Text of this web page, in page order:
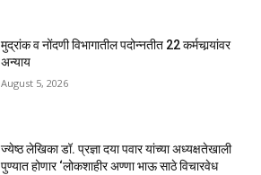
मुद्रांक व नोंदणी विभागातील पदोन्नतीत 22 कर्मचार्‍यांवर
अन्याय
August 5, 2026
ज्येष्ठ लेखिका डॉ. प्रज्ञा दया पवार यांच्या अध्यक्षतेखाली
पुण्यात होणार ‘लोकशाहीर अण्णा भाऊ साठे विचारवेध